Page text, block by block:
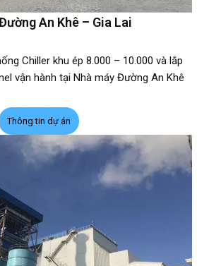
An Khê – Gia Lai
Chiller khu ép 8.000 – 10.000 và lắp
vận hành tại Nhà máy Đường An Khê
Thông tin dự án